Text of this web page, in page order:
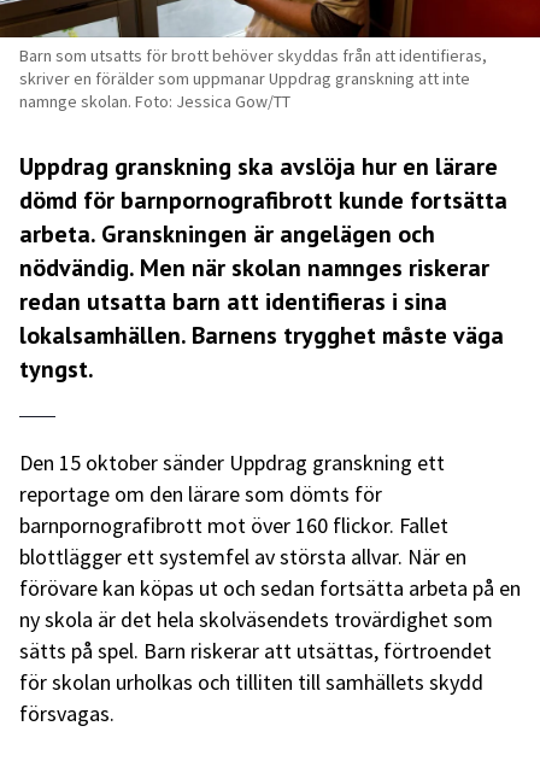
Barn som utsatts för brott behöver skyddas från att identifieras,
skriver en förälder som uppmanar Uppdrag granskning att inte
namnge skolan. Foto: Jessica Gow/TT
Uppdrag granskning ska avslöja hur en lärare
dömd för barnpornografibrott kunde fortsätta
arbeta. Granskningen är angelägen och
nödvändig. Men när skolan namnges riskerar
redan utsatta barn att identifieras i sina
lokalsamhällen. Barnens trygghet måste väga
tyngst.
Den 15 oktober sänder Uppdrag granskning ett
reportage om den lärare som dömts för
barnpornografibrott mot över 160 flickor. Fallet
blottlägger ett systemfel av största allvar. När en
förövare kan köpas ut och sedan fortsätta arbeta på en
ny skola är det hela skolväsendets trovärdighet som
sätts på spel. Barn riskerar att utsättas, förtroendet
för skolan urholkas och tilliten till samhällets skydd
försvagas.